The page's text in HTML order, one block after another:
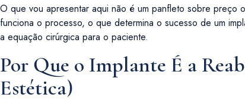
O que vou apresentar aqui não é um panfleto sobre preço
funciona o processo, o que determina o sucesso de um
a equação cirúrgica para o paciente.
Por Que o Implante É a
Estética)